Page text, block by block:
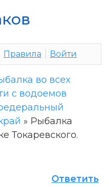
Правила Войти
во всех
с водоемов
» Рыбалка
Токаревского.
Ответить